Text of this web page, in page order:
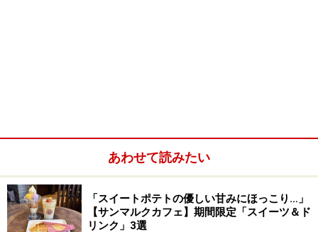
あわせて読みたい
「スイートポテトの優しい甘みにほっこり…」
【サンマルクカフェ】期間限定「スイーツ＆ド
リンク」3選